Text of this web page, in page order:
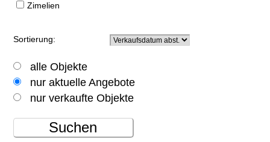
Zimelien
Sortierung:
alle Objekte
nur aktuelle Angebote
nur verkaufte Objekte
Suchen